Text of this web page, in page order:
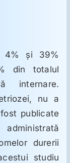
4% şi 39%
din totalul
internare.
nu a
publicate
durerii
studiu